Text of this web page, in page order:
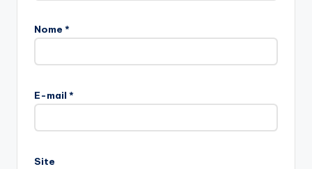
Nome *
E-mail *
Site